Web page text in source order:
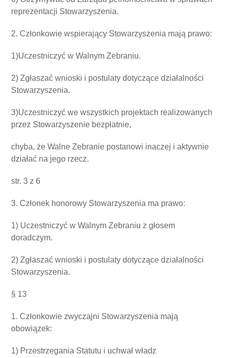
reprezentacji Stowarzyszenia.
2. Członkowie wspierający Stowarzyszenia mają prawo:
1)Uczestniczyć w Walnym Zebraniu.
2) Zgłaszać wnioski i postulaty dotyczące działalności
Stowarzyszenia.
3)Uczestniczyć we wszystkich projektach realizowanych
przez Stowarzyszenie bezpłatnie,
chyba, że Walne Zebranie postanowi inaczej i aktywnie
działać na jego rzecz.
str.3 z6
3. Członek honorowy Stowarzyszenia ma prawo:
1) Uczestniczyć w Walnym Zebraniu z głosem
doradczym.
2) Zgłaszać wnioski i postulaty dotyczące działalności
Stowarzyszenia.
§ 13
1. Członkowie zwyczajni Stowarzyszenia mają
obowiązek:
1) Przestrzegania Statutu i uchwał władz